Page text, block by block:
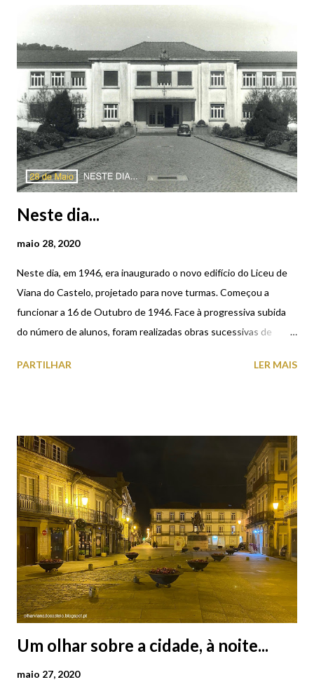
para fornecer o equivalente a 60 mil habitantes por ano. Esta
fotografia tirada a partir do monte de Santa Luzia, mostra as
duas plataformas já instaladas a 20 km da costa de Viana do
Castelo.
Neste dia...
maio 28, 2020
Neste dia, em 1946, era inaugurado o novo edifício do Liceu de
Viana do Castelo, projetado para nove turmas. Começou a
funcionar a 16 de Outubro de 1946. Face à progressiva subida
do número de alunos, foram realizadas obras sucessivas de
início no edifício grandes obras de requalificação, orçadas em 11
administrativo principal e o pavilhão desportivo. Com esta
ampliação, ganhou quase o dobro do espaço. O Liceu de Viana
do Castelo é atualmente designado Escola Secundária de Santa
Maria Maior. Fotografia do Liceu de Viana do Castelo na década
60 do século passado
PARTILHAR LER MAIS
Um olhar sobre a cidade, à noite...
maio 27, 2020